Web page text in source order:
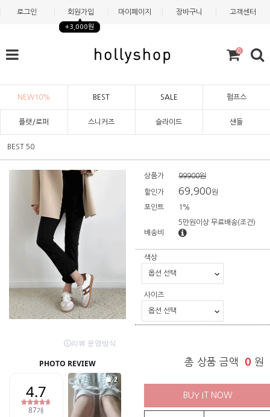
로그인 회원가입
+3,000원
마이페이지 장바구니 고객센터
0
NEW10% BEST SALE 펌프스
플랫/로퍼 스니커즈 슬라이드 샌들
BEST 50
상품가 99900원
할인가 69,900원
포인트 1%
배송비
5만원이상 무료배송(조건)
색상
사이즈
총 상품 금액 0 원
BUY IT NOW